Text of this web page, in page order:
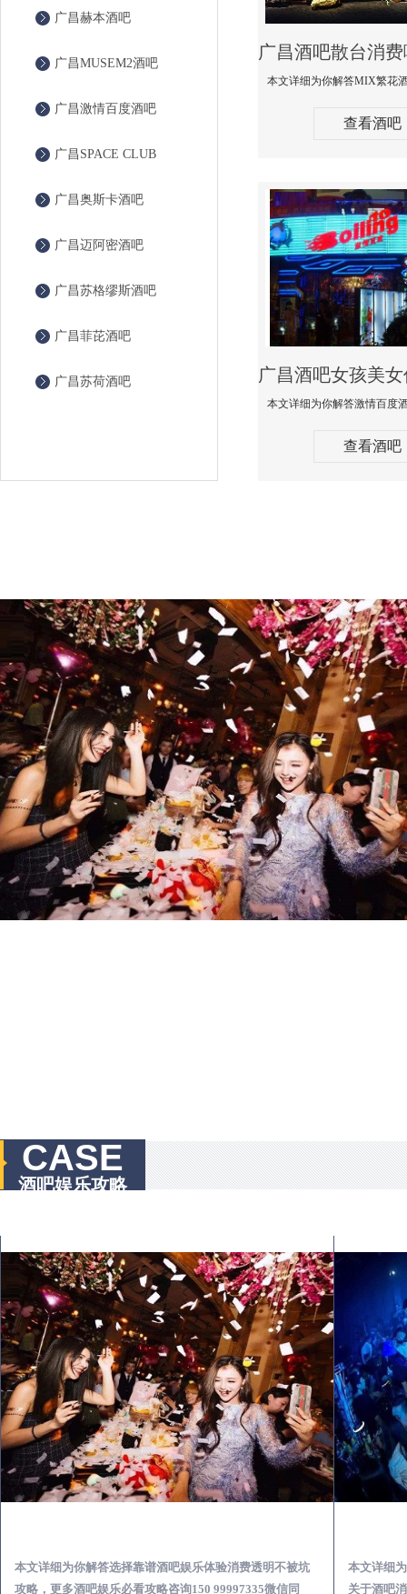
广昌赫本酒吧
广昌MUSEM2酒吧
广昌激情百度酒吧
广昌SPACE CLUB
广昌奥斯卡酒吧
广昌迈阿密酒吧
广昌苏格缪斯酒吧
广昌菲芘酒吧
广昌苏荷酒吧
查看酒吧
查看酒吧
CASE
酒吧娱乐攻略
本文详细为你解答选择靠谱酒吧娱乐体验消费透明不被坑
攻略，更多酒吧娱乐必看攻略咨询150 99997335微信同
本文详细
关于酒吧